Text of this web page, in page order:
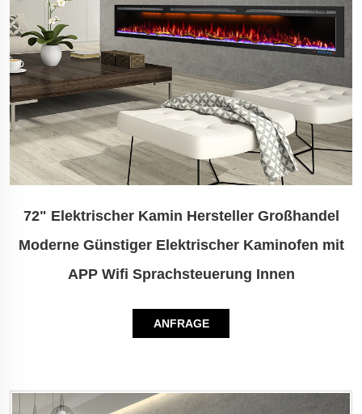
72" Elektrischer Kamin Hersteller Großhandel
Moderne Günstiger Elektrischer Kaminofen mit
APP Wifi Sprachsteuerung Innen
ANFRAGE